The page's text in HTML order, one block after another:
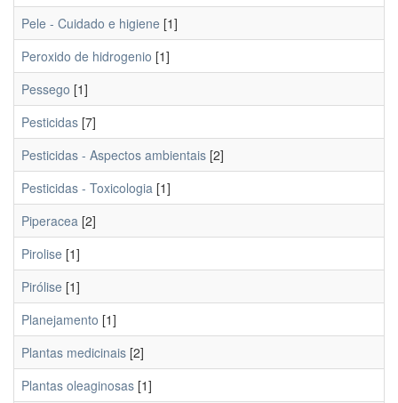
Pele - Cuidado e higiene [1]
Peroxido de hidrogenio [1]
Pessego [1]
Pesticidas [7]
Pesticidas - Aspectos ambientais [2]
Pesticidas - Toxicologia [1]
Piperacea [2]
Pirolise [1]
Pirólise [1]
Planejamento [1]
Plantas medicinais [2]
Plantas oleaginosas [1]